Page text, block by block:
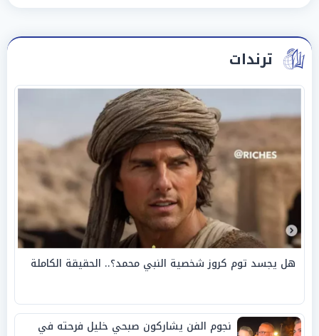
ترندات
هل يجسد توم كروز شخصية النبي محمد؟.. الحقيقة الكاملة
نجوم الفن يشاركون صبحي خليل فرحته في